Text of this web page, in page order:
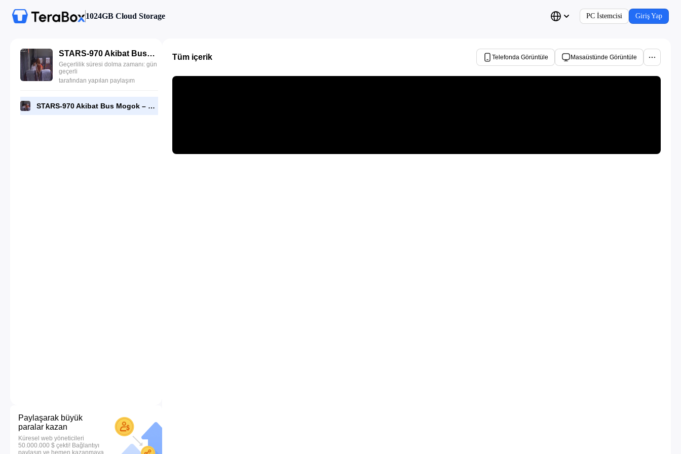
1024GB Cloud Storage PC İstemcisi Giriş Yap
STARS-970 Akibat Bus Mogok – Sakura Mana.mp4
Geçerlilik süresi dolma zamanı: gün
geçerli
tarafından yapılan paylaşım
STARS-970 Akibat Bus Mogok – Sakura Mana.mp4
Paylaşarak büyük
paralar kazan
Küresel web yöneticileri
50.000.000 $ çekti! Bağlantıyı
paylaşın ve hemen kazanmaya
Tüm içerik Telefonda Görüntüle Masaüstünde Görüntüle